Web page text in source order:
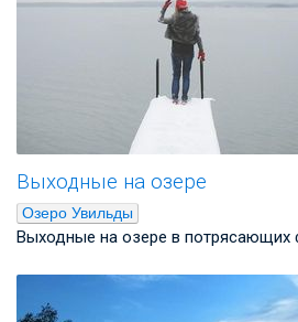
Выходные на озере
Озеро Увильды
Выходные на озере в потрясающих